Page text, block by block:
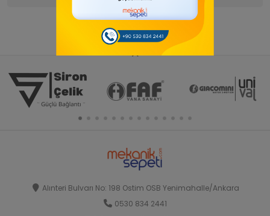
Alınteri Bulvarı No: 198 Ostim OSB Yenimahalle/Ankara
0530 834 2441